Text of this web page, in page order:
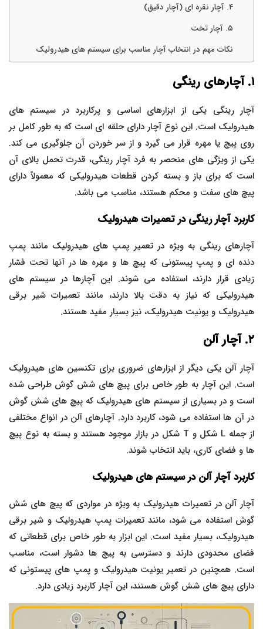
۴. آچار نقره ای (آچار دقیق)
۵. آچار تخت
نکات مهم در انتخاب آچار مناسب برای سیستم های هیدرولیک
۱. آچارهای رینگی
آچار رینگی یکی از ابزارهای اساسی و پرکاربرد در سیستم های
هیدرولیک است. این نوع آچار دارای حلقه ای است که به طور کامل بر
روی پیچ یا مهره قرار می گیرد و از سر خوردن آن جلوگیری می کند.
یکی از ویژگی های منحصر به فرد آچار رینگی، قدرت تحمل بالای آن
است که برای باز و بسته کردن قطعات هیدرولیکی که معمولاً دارای
پیچ های سفت و محکم هستند، مناسب می باشد.
کاربرد آچار رینگی در تعمیرات هیدرولیک
آچارهای رینگی به ویژه در تعمیر پمپ های هیدرولیک مانند پمپ
دنده ای و پمپ پیستونی که پیچ ها و مهره ها در آنها تحت فشار
زیادی قرار دارند، استفاده می شوند. این آچارها در سیستم های
هیدرولیکی که نیاز به دقت بالا دارند، مانند تعمیرات شیر برقی
هیدرولیک و یونیت هیدرولیک، نیز بسیار مفید هستند.
۲. آچار آلن
آچار آلن یکی دیگر از ابزارهای ضروری برای تکنسین های هیدرولیک
است. این آچار به طور خاص برای پیچ های شش گوش طراحی شده
است و در بسیاری از سیستم های هیدرولیک که پیچ های شش گوش
در آن ها استفاده می شود، کاربرد دارد. آچارهای آلن در انواع مختلفی
از جمله L شکل و T شکل در بازار موجود هستند و بسته به نوع پیچ
ها و فضای کاری، باید انتخاب شوند.
کاربرد آچار آلن در سیستم های هیدرولیک
آچار آلن در تعمیرات هیدرولیک به ویژه در مواردی که پیچ های شش
گوش استفاده می شود، مانند تعمیرات پمپ هیدرولیک و شیر برقی
هیدرولیک، بسیار مفید است. این ابزار به طور خاص برای قطعاتی که
فضای محدودی دارند و دسترسی به پیچ ها دشوار است، مناسب
است. همچنین در تعمیر یونیت هیدرولیک و پمپ های پیستونی که
دارای پیچ های شش گوش هستند، این آچار کاربرد زیادی دارد.